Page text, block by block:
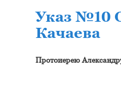
Указ №10
Качаева
Протоиерею